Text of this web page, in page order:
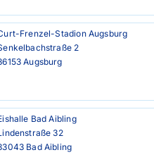
Frenzel-Stadion Augsburg
2
Augsburg
Bad Aibling
32
Bad Aibling